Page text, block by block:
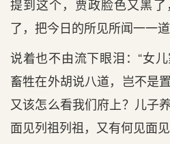
提到这个，贾政脸色又黑
了，把今日的所见所闻一一道
说着也不由流下眼泪：“女
畜牲在外胡说八道，岂不是
又该怎么看我们府上？儿子
面见列祖列祖，又有何见面